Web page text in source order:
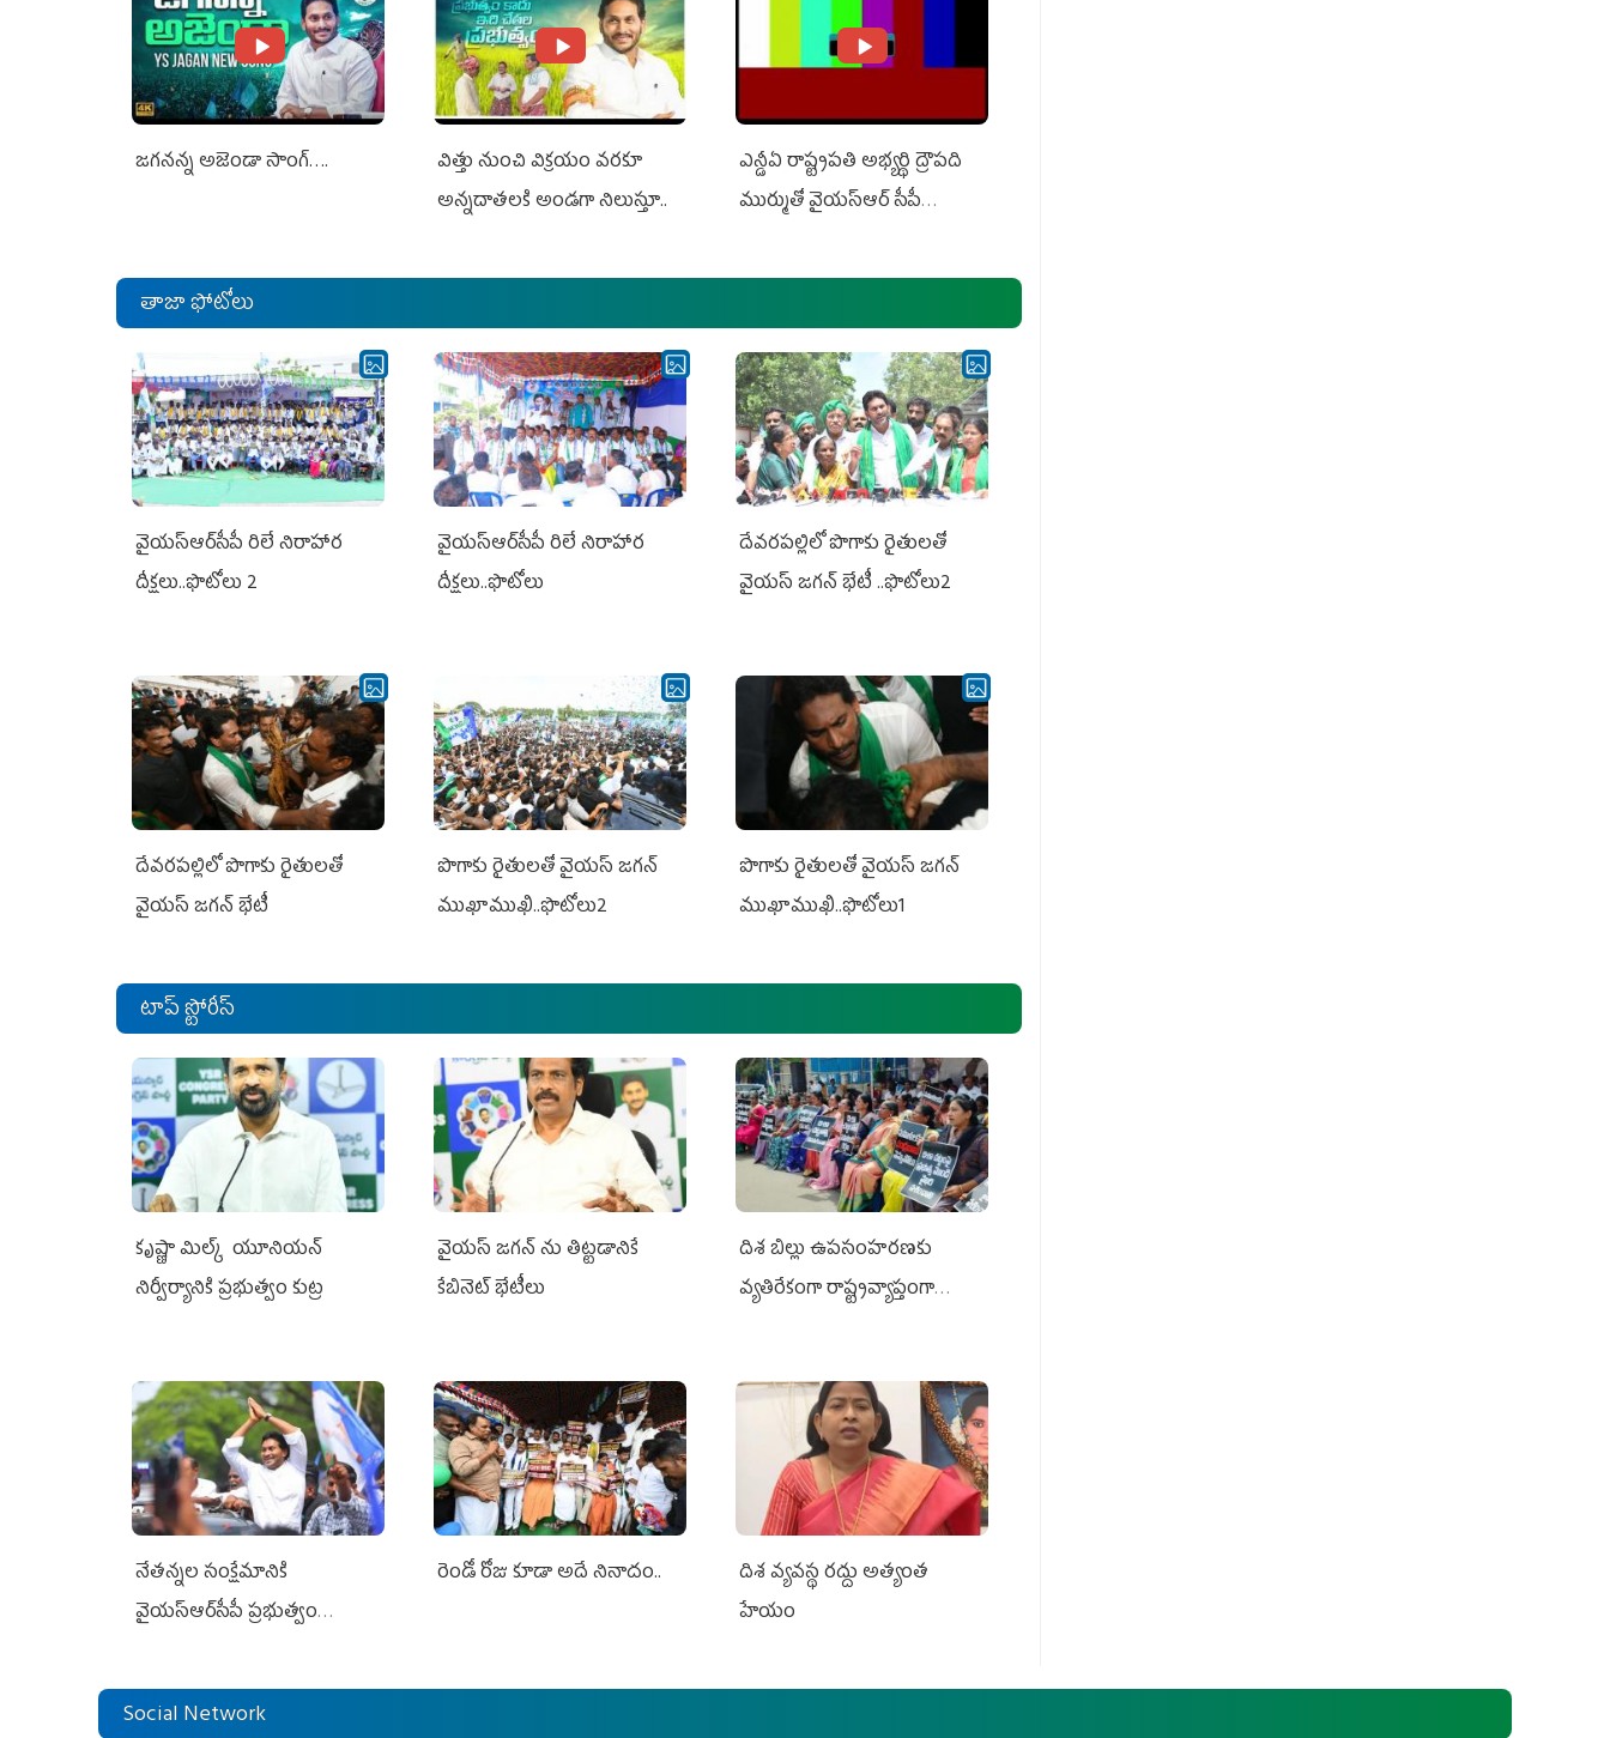
జగనన్న అజెండా సాంగ్….
విత్తు నుంచి విక్రయం వరకూ
అన్నదాతలకి అండగా నిలుస్తూ..
ఎన్డీఏ రాష్ట్ర‌ప‌తి అభ్య‌ర్థి ద్రౌప‌ది
ముర్ముతో వైయ‌స్ఆర్ సీపీ
ఎమ్మెల్యేలు, ఎంపీల స‌మావేశం
తాజా ఫోటోలు
వైయ‌స్ఆర్‌సీపీ రిలే నిరాహార
దీక్షలు..ఫొటోలు 2
వైయ‌స్ఆర్‌సీపీ రిలే నిరాహార
దీక్షలు..ఫొటోలు
దేవరపల్లిలో పొగాకు రైతులతో
వైయస్ జగన్ భేటీ ..ఫొటోలు2
దేవరపల్లిలో పొగాకు రైతులతో
వైయస్ జగన్ భేటీ
పొగాకు రైతుల‌తో వైయ‌స్ జ‌గ‌న్
ముఖాముఖి..ఫొటోలు2
పొగాకు రైతుల‌తో వైయ‌స్ జ‌గ‌న్
ముఖాముఖి..ఫొటోలు1
టాప్ స్టోరీస్
కృష్ణా మిల్క్‌ యూనియన్‌
నిర్వీర్యానికి ప్రభుత్వం కుట్ర
వైయ‌స్ జగన్‌ ను తిట్టడానికే
కేబినెట్‌ భేటీలు
దిశ బిల్లు ఉపసంహరణకు
వ్యతిరేకంగా రాష్ట్రవ్యాప్తంగా
నేతన్నల సంక్షేమానికి
వైయ‌స్ఆర్‌సీపీ ప్రభుత్వం
రెండో రోజు కూడా అదే నినాదం..
దిశ వ్యవస్థ రద్దు అత్యంత
హేయం
Social Network